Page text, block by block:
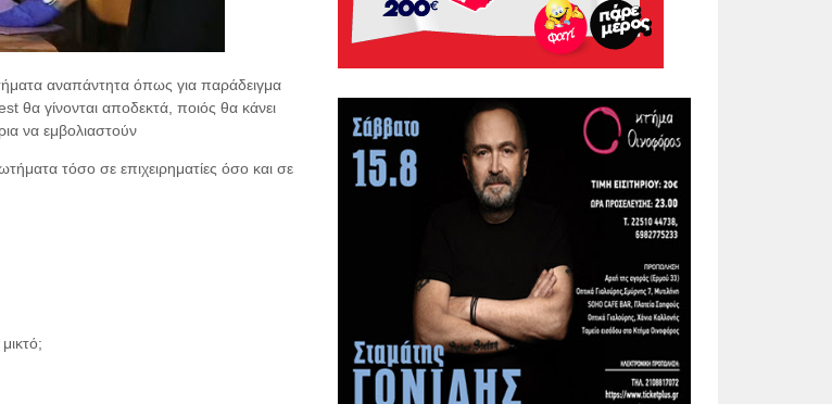
αναπάντητα όπως για παράδειγμα
θα γίνονται αποδεκτά, ποιός θα κάνει
να εμβολιαστούν
τόσο σε επιχειρηματίες όσο και σε